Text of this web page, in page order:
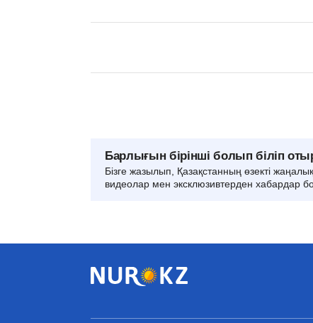
Барлығын бірінші болып біліп
Бізге жазылып, Қазақстанның өзекті
видеолар мен эксклюзивтерден хабардар